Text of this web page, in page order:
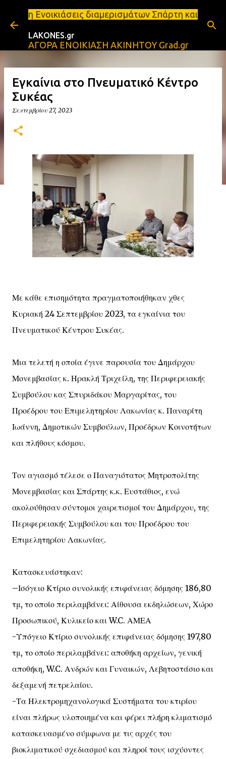
Μετάβαση στο κύριο περιεχόμενο
διαμερισμάτων Σπάρτη και Λακωνία
LAKONES.gr
ΑΓΟΡΑ ΕΝΟΙΚΙΑΣΗ ΑΚΙΝΗΤΟΥ Grad.gr
Εγκαίνια στο Πνευματικό Κέντρο
Συκέας
Σεπτεμβρίου 27, 2023
Με κάθε επισημότητα πραγματοποιήθηκαν χθες
Κυριακή 24 Σεπτεμβρίου 2023, τα εγκαίνια του
Πνευματικού Κέντρου Συκέας.
Μια τελετή η οποία έγινε παρουσία του Δημάρχου
Μονεμβασίας κ. Ηρακλή Τριχείλη, της Περιφερειακής
Συμβούλου κας Σπυριδάκου Μαργαρίτας, του
Προέδρου του Επιμελητηρίου Λακωνίας κ. Παναρίτη
Ιωάννη, Δημοτικών Συμβούλων, Προέδρων Κοινοτήτων
και πλήθους κόσμου.
Τον αγιασμό τέλεσε ο Παναγιότατος Μητροπολίτης
Μονεμβασίας και Σπάρτης κ.κ. Ευστάθιος, ενώ
ακολούθησαν σύντομοι χαιρετισμοί του Δημάρχου, της
Περιφερειακής Συμβούλου και του Προέδρου του
Επιμελητηρίου Λακωνίας.
Κατασκευάστηκαν:
–Ισόγειο Κτίριο συνολικής επιφάνειας δόμησης 186,80
τμ, το οποίο περιλαμβάνει: Αίθουσα εκδηλώσεων, Χώρο
Προσωπικού, Κυλικείο και W.C. ΑΜΕΑ
-Υπόγειο Κτίριο συνολικής επιφάνειας δόμησης 197,80
τμ, το οποίο περιλαμβάνει: αποθήκη αρχείων, γενική
αποθήκη, W.C. Ανδρών και Γυναικών, Λεβητοστάσιο και
δεξαμενή πετρελαίου.
-Τα Ηλεκτρομηχανολογικά Συστήματα του κτιρίου
είναι πλήρως υλοποιημένα και φέρει πλήρη κλιματισμό
κατασκευασμένο σύμφωνα με τις αρχές του
βιοκλιματικού σχεδιασμού και πληροί τους ισχύοντες